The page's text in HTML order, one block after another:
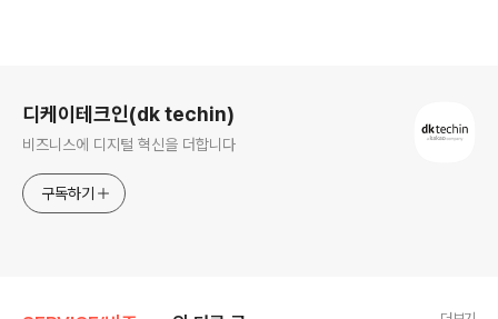
디케이테크인(dk techin)
비즈니스에 디지털 혁신을 더합니다
구독하기